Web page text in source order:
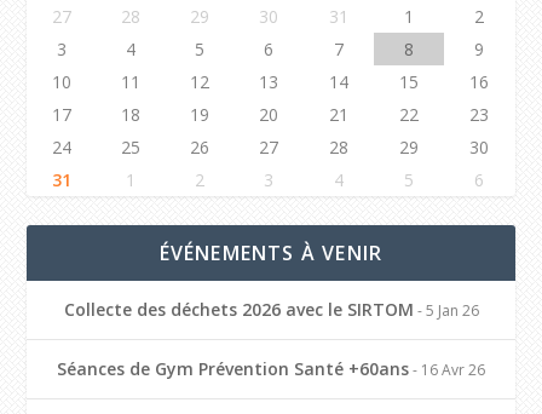
27
28 29 30 31 1
2
3
4 5 6 7 8
9
10
11 12 13 14 15
16
17
18 19 20 21 22
23
24
25 26 27 28 29
30
31
1 2 3 4 5 6
ÉVÉNEMENTS À VENIR
Collecte des déchets 2026 avec le SIRTOM - 5 Jan 26
Séances de Gym Prévention Santé +60ans- 16 Avr 26